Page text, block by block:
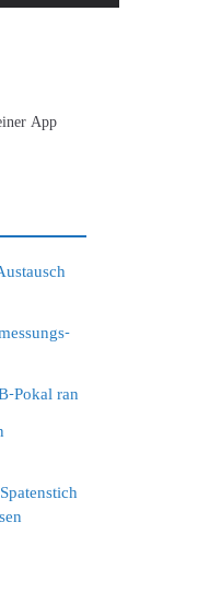
App
Pokal ran